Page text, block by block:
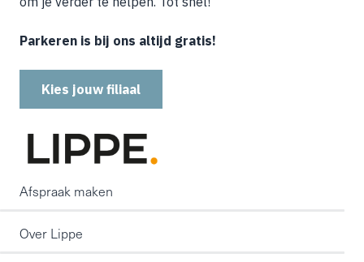
Parkeren is bij ons altijd gratis!
Kies jouw filiaal
Afspraak maken
Over Lippe